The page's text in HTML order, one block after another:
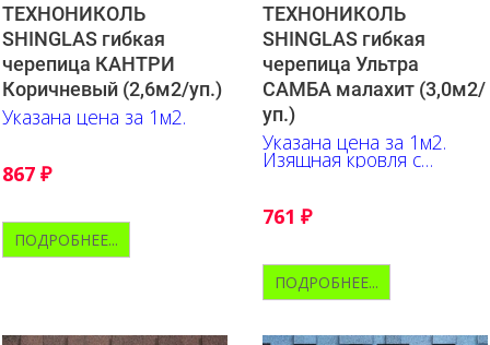
ТЕХНОНИКОЛЬ
SHINGLAS гибкая
черепица КАНТРИ
Коричневый (2,6м2/уп.)
Указана цена за 1м2.
867 ₽
ПОДРОБНЕЕ...
ТЕХНОНИКОЛЬ
SHINGLAS гибкая
черепица Ультра
САМБА малахит (3,0м2/
уп.)
Указана цена за 1м2.
Изящная кровля с
эффектно проработанной
неповторимый облик
любого здания.
761 ₽
ПОДРОБНЕЕ...